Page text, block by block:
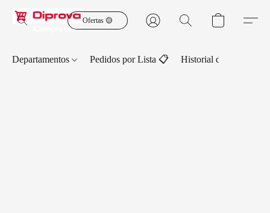
Ofertas 🟡
Departamentos Pedidos por Lista 📋 Historial de Pedidos